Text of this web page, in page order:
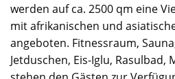
werden auf ca. 2500 qm eine
mit afrikanischen und
angeboten. Fitnessraum,
Jetduschen, Eis-Iglu, Rasulbad,